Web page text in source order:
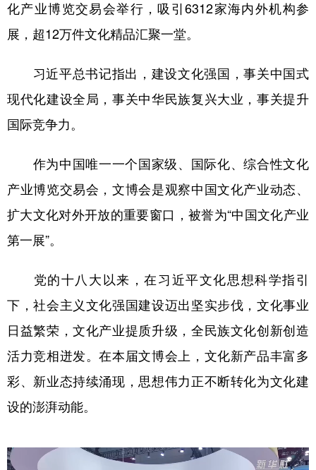
多语种频道
Русский язык 日本語 한국어
Deutsch
化产业博览交易会举行，吸引6312家海内外机构参
展，超12万件文化精品汇聚一堂。
习近平总书记指出，建设文化强国，事关中国式
现代化建设全局，事关中华民族复兴大业，事关提升
国际竞争力。
作为中国唯一一个国家级、国际化、综合性文化
产业博览交易会，文博会是观察中国文化产业动态、
扩大文化对外开放的重要窗口，被誉为“中国文化产业
第一展”。
党的十八大以来，在习近平文化思想科学指引
下，社会主义文化强国建设迈出坚实步伐，文化事业
日益繁荣，文化产业提质升级，全民族文化创新创造
活力竞相迸发。在本届文博会上，文化新产品丰富多
彩、新业态持续涌现，思想伟力正不断转化为文化建
设的澎湃动能。